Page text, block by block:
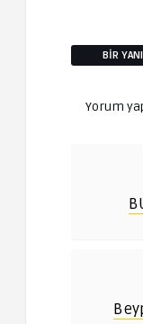
BIR
Yorum